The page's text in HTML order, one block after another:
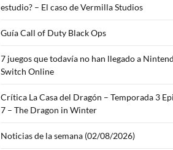
estudio? – El caso de Vermilla Studios
Guía Call of Duty Black Ops
7 juegos que todavía no han llegado a
Switch Online
Crítica La Casa del Dragón – Temporada 3
7 – The Dragon in Winter
Noticias de la semana (02/08/2026)